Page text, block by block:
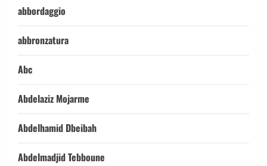
abbordaggio
abbronzatura
Abc
Abdelaziz Mojarme
Abdelhamid Dbeibah
Abdelmadjid Tebboune